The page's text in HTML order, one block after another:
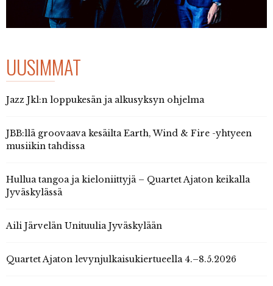
UUSIMMAT
Jazz Jkl:n loppukesän ja alkusyksyn ohjelma
JBB:llä groovaava kesäilta Earth, Wind & Fire -yhtyeen
musiikin tahdissa
Hullua tangoa ja kieloniittyjä – Quartet Ajaton keikalla
Jyväskylässä
Aili Järvelän Unituulia Jyväskylään
Quartet Ajaton levynjulkaisukiertueella 4.–8.5.2026